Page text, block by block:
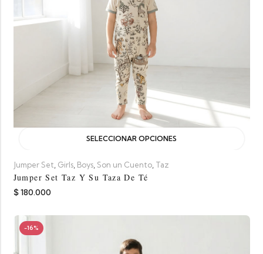
SELECCIONAR OPCIONES
Jumper Set, Girls, Boys,Son un Cuento, Taz
Jumper Set Taz Y Su Taza De Té
$180.000
-16%